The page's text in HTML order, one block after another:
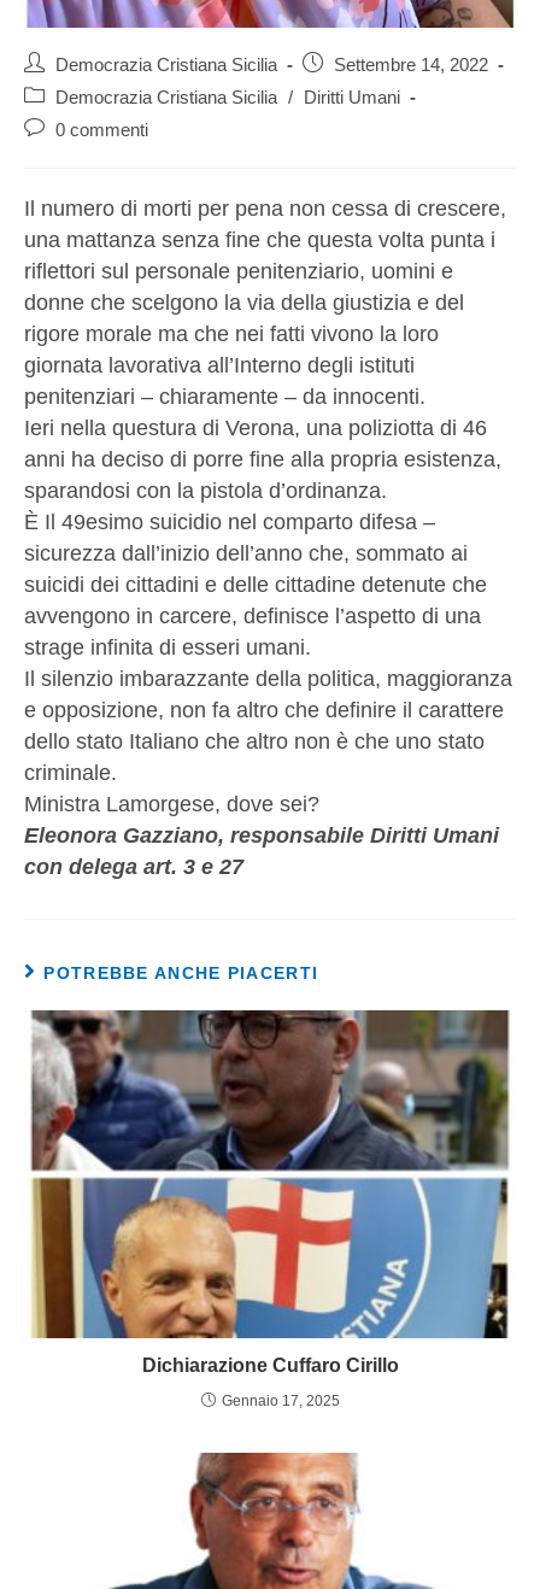
Democrazia Cristiana Sicilia
Settembre 14, 2022
Democrazia Cristiana Sicilia /
Diritti Umani
0 commenti
Il numero di morti per pena non cessa di crescere,
una mattanza senza fine che questa volta punta i
riflettori sul personale penitenziario, uomini e
donne che scelgono la via della giustizia e del
rigore morale ma che nei fatti vivono la loro
giornata lavorativa all’Interno degli istituti
penitenziari – chiaramente – da innocenti.
Ieri nella questura di Verona, una poliziotta di 46
anni ha deciso di porre fine alla propria esistenza,
sparandosi con la pistola d’ordinanza.
È Il 49esimo suicidio nel comparto difesa –
sicurezza dall’inizio dell’anno che, sommato ai
suicidi dei cittadini e delle cittadine detenute che
avvengono in carcere, definisce l’aspetto di una
strage infinita di esseri umani.
Il silenzio imbarazzante della politica, maggioranza
e opposizione, non fa altro che definire il carattere
dello stato Italiano che altro non è che uno stato
criminale.
Ministra Lamorgese, dove sei?
Eleonora Gazziano, responsabile Diritti Umani
con delega art. 3 e 27
POTREBBE ANCHE PIACERTI
Dichiarazione Cuffaro Cirillo
Gennaio 17, 2025